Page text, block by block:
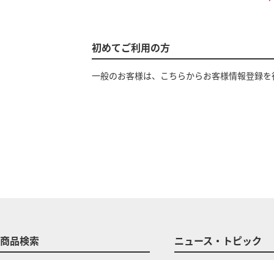
初めてご利用の方
一般のお客様は、こちらからお客様情報登録
商品検索 ニュース・トピック